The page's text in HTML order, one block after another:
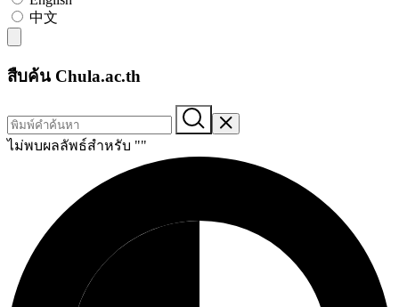
中文
สืบค้น Chula.ac.th
ไม่พบผลลัพธ์สำหรับ ""